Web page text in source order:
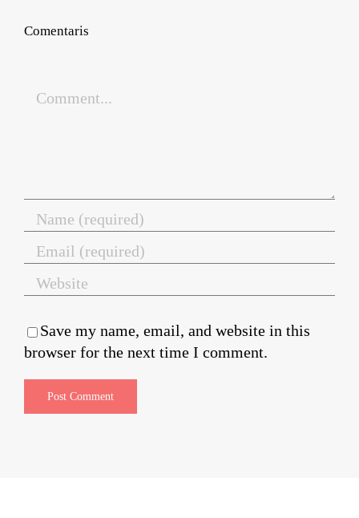
Comentaris
Comment
Save my name, email, and website in this
browser for the next time I comment.